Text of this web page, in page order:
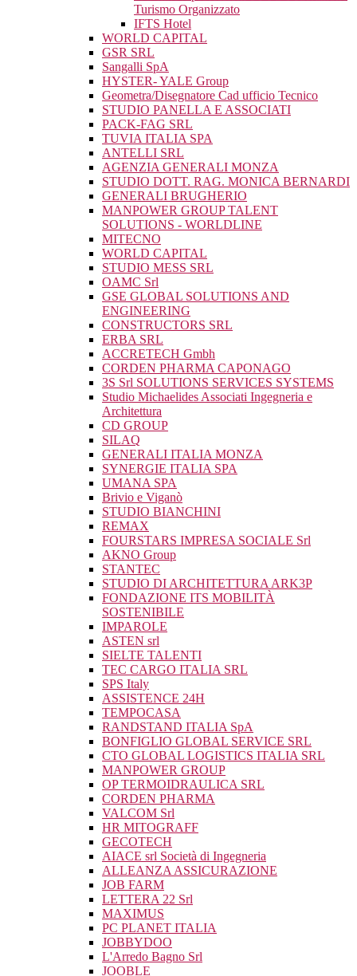
Turismo Organizzato
IFTS Hotel
WORLD CAPITAL
GSR SRL
Sangalli SpA
HYSTER- YALE Group
Geometra/Disegnatore Cad ufficio Tecnico
STUDIO PANELLA E ASSOCIATI
PACK-FAG SRL
TUVIA ITALIA SPA
ANTELLI SRL
AGENZIA GENERALI MONZA
STUDIO DOTT. RAG. MONICA BERNARDI
GENERALI BRUGHERIO
MANPOWER GROUP TALENT
SOLUTIONS - WORLDLINE
MITECNO
WORLD CAPITAL
STUDIO MESS SRL
OAMC Srl
GSE GLOBAL SOLUTIONS AND
ENGINEERING
CONSTRUCTORS SRL
ERBA SRL
ACCRETECH Gmbh
CORDEN PHARMA CAPONAGO
3S Srl SOLUTIONS SERVICES SYSTEMS
Studio Michaelides Associati Ingegneria e
Architettura
CD GROUP
SILAQ
GENERALI ITALIA MONZA
SYNERGIE ITALIA SPA
UMANA SPA
Brivio e Viganò
STUDIO BIANCHINI
REMAX
FOURSTARS IMPRESA SOCIALE Srl
AKNO Group
STANTEC
STUDIO DI ARCHITETTURA ARK3P
FONDAZIONE ITS MOBILITÀ
SOSTENIBILE
IMPAROLE
ASTEN srl
SIELTE TALENTI
TEC CARGO ITALIA SRL
SPS Italy
ASSISTENCE 24H
TEMPOCASA
RANDSTAND ITALIA SpA
BONFIGLIO GLOBAL SERVICE SRL
CTO GLOBAL LOGISTICS ITALIA SRL
MANPOWER GROUP
OP TERMOIDRAULICA SRL
CORDEN PHARMA
VALCOM Srl
HR MITOGRAFF
GECOTECH
AIACE srl Società di Ingegneria
ALLEANZA ASSICURAZIONE
JOB FARM
LETTERA 22 Srl
MAXIMUS
PC PLANET ITALIA
JOBBYDOO
L'Arredo Bagno Srl
JOOBLE